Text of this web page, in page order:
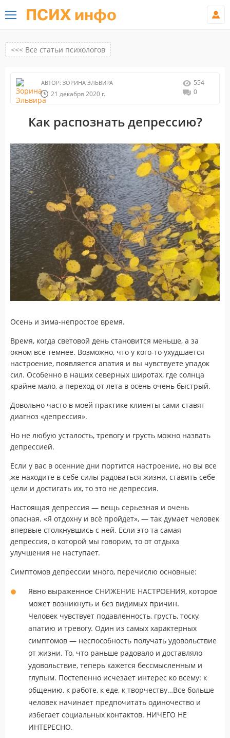
ПСИХ инфо
<<< Все статьи психологов
АВТОР: ЗОРИНА ЭЛЬВИРА
21 декабря 2020 г.
554
0
Как распознать депрессию?
Осень и зима-непростое время.
Время, когда световой день становится меньше, а за
окном всё темнее. Возможно, что у кого-то ухудшается
настроение, появляется апатия и вы чувствуете упадок
сил. Особенно в наших северных широтах, где солнца
крайне мало, а переход от лета в осень очень быстрый.
Довольно часто в моей практике клиенты сами ставят
диагноз «депрессия».
Но не любую усталость, тревогу и грусть можно назвать
депрессией.
Если у вас в осенние дни портится настроение, но вы все
же находите в себе силы радоваться жизни, ставить себе
цели и достигать их, то это не депрессия.
Настоящая депрессия — вещь серьезная и очень
опасная. «Я отдохну и всё пройдет», — так думает человек
впервые столкнувшись с ней. Если это та самая
депрессия, о которой мы говорим, то от отдыха
улучшения не наступает.
Симптомов депрессии много, перечислю основные:
Явно выраженное СНИЖЕНИЕ НАСТРОЕНИЯ, которое
может возникнуть и без видимых причин.
Человек чувствует подавленность, грусть, тоску,
апатию и тревогу. Один из самых характерных
симптомов — неспособность получать удовольствие
от жизни. То, что раньше радовало и доставляло
удовольствие, теперь кажется бессмысленным и
глупым. Постепенно исчезает интерес ко всему: к
общению, к работе, к еде, к творчеству…Все больше
человек начинает предпочитать одиночество и
избегает социальных контактов. НИЧЕГО НЕ
ИНТЕРЕСНО.